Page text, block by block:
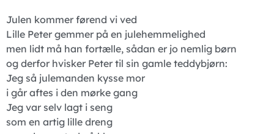
Julen kommer førend vi ved
Lille Peter gemmer på en julehemmelighed
men lidt må han fortælle, sådan er jo nemlig børn
og derfor hvisker Peter til sin gamle teddybjørn:
Jeg så julemanden kysse mor
i går aftes i den mørke gang
Jeg var selv lagt i seng
som en artig lille dreng